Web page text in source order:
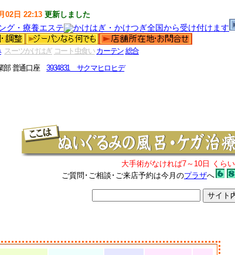
02日 22:13 更新しました
スーツかけはぎ コート虫食い カーテン 総合
部 普通口座3934831 サクマヒロヒデ
大手術がなければ7～10日 くら
ご質問･ご相談･ご来店予約は今月のプラザへ